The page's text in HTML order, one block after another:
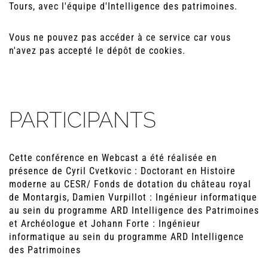
Tours, avec l'équipe d'Intelligence des patrimoines.
Vous ne pouvez pas accéder à ce service car vous
n'avez pas accepté le dépôt de cookies.
PARTICIPANTS
Cette conférence en Webcast a été réalisée en
présence de Cyril Cvetkovic : Doctorant en Histoire
moderne au CESR/ Fonds de dotation du château royal
de Montargis, Damien Vurpillot : Ingénieur informatique
au sein du programme ARD Intelligence des Patrimoines
et Archéologue et Johann Forte : Ingénieur
informatique au sein du programme ARD Intelligence
des Patrimoines